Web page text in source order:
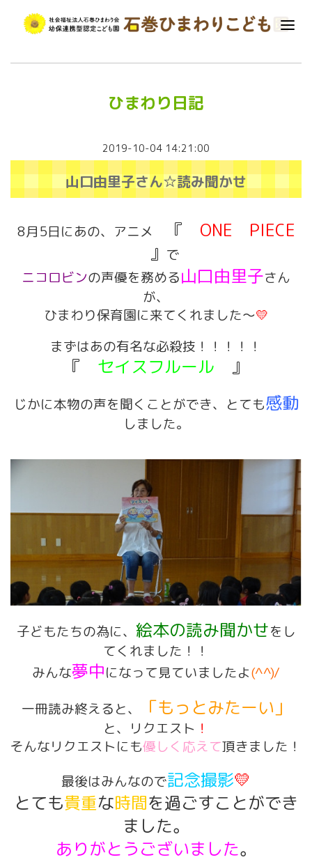
ひまわり日記
2019-10-04 14:21:00
山口由里子さん☆読み聞かせ
8月5日にあの、アニメ 『 ONE PIECE
』 で
ニコロビンの声優を務める山口由里子さん
が、
ひまわり保育園に来てくれました～💛
まずはあの有名な必殺技！！！！！
『 セイスフルール 』
じかに本物の声を聞くことができ、とても感動
しました。
子どもたちの為に、 絵本の読み聞かせをし
てくれました！！
みんな夢中になって見ていましたよ(^^)/
一冊読み終えると、
「もっとみたーい」
と、リクエスト ！
そんなリクエストにも優しく応えて頂きました！
最後はみんなので記念撮影💛
とても貴重な時間を過ごすことができ
ました。
ありがとうございました。